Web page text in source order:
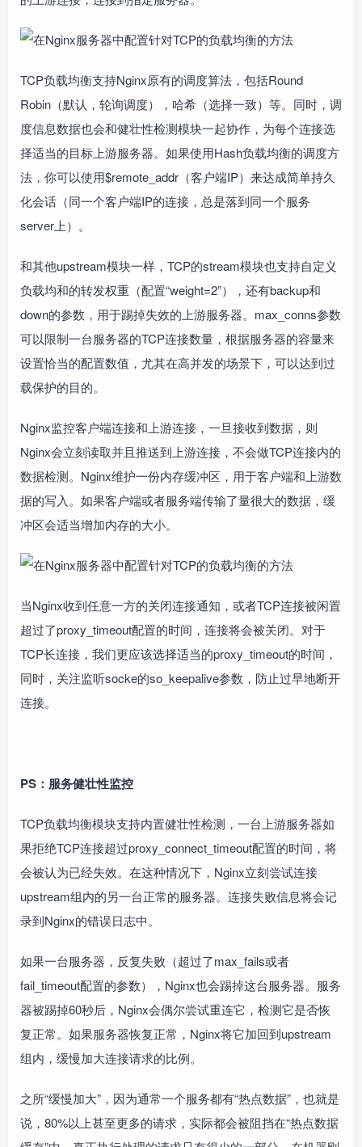
TCP负载均衡支持Nginx原有的调度算法，包括Round
Robin（默认，轮询调度），哈希（选择一致）等。同时，调
度信息数据也会和健壮性检测模块一起协作，为每个连接选
择适当的目标上游服务器。如果使用Hash负载均衡的调度方
法，你可以使用$remote_addr（客户端IP）来达成简单持久
化会话（同一个客户端IP的连接，总是落到同一个服务
server上）。
和其他upstream模块一样，TCP的stream模块也支持自定义
负载均和的转发权重（配置“weight=2”），还有backup和
down的参数，用于踢掉失效的上游服务器。max_conns参数
可以限制一台服务器的TCP连接数量，根据服务器的容量来
设置恰当的配置数值，尤其在高并发的场景下，可以达到过
载保护的目的。
Nginx监控客户端连接和上游连接，一旦接收到数据，则
Nginx会立刻读取并且推送到上游连接，不会做TCP连接内的
数据检测。Nginx维护一份内存缓冲区，用于客户端和上游数
据的写入。如果客户端或者服务端传输了量很大的数据，缓
冲区会适当增加内存的大小。
当Nginx收到任意一方的关闭连接通知，或者TCP连接被闲置
超过了proxy_timeout配置的时间，连接将会被关闭。对于
TCP长连接，我们更应该选择适当的proxy_timeout的时间，
同时，关注监听socke的so_keepalive参数，防止过早地断开
连接。
PS：服务健壮性监控
TCP负载均衡模块支持内置健壮性检测，一台上游服务器如
果拒绝TCP连接超过proxy_connect_timeout配置的时间，将
会被认为已经失效。在这种情况下，Nginx立刻尝试连接
upstream组内的另一台正常的服务器。连接失败信息将会记
录到Nginx的错误日志中。
如果一台服务器，反复失败（超过了max_fails或者
fail_timeout配置的参数），Nginx也会踢掉这台服务器。服务
器被踢掉60秒后，Nginx会偶尔尝试重连它，检测它是否恢
复正常。如果服务器恢复正常，Nginx将它加回到upstream
组内，缓慢加大连接请求的比例。
之所“缓慢加大”，因为通常一个服务都有“热点数据”，也就是
说，80%以上甚至更多的请求，实际都会被阻挡在“热点数据